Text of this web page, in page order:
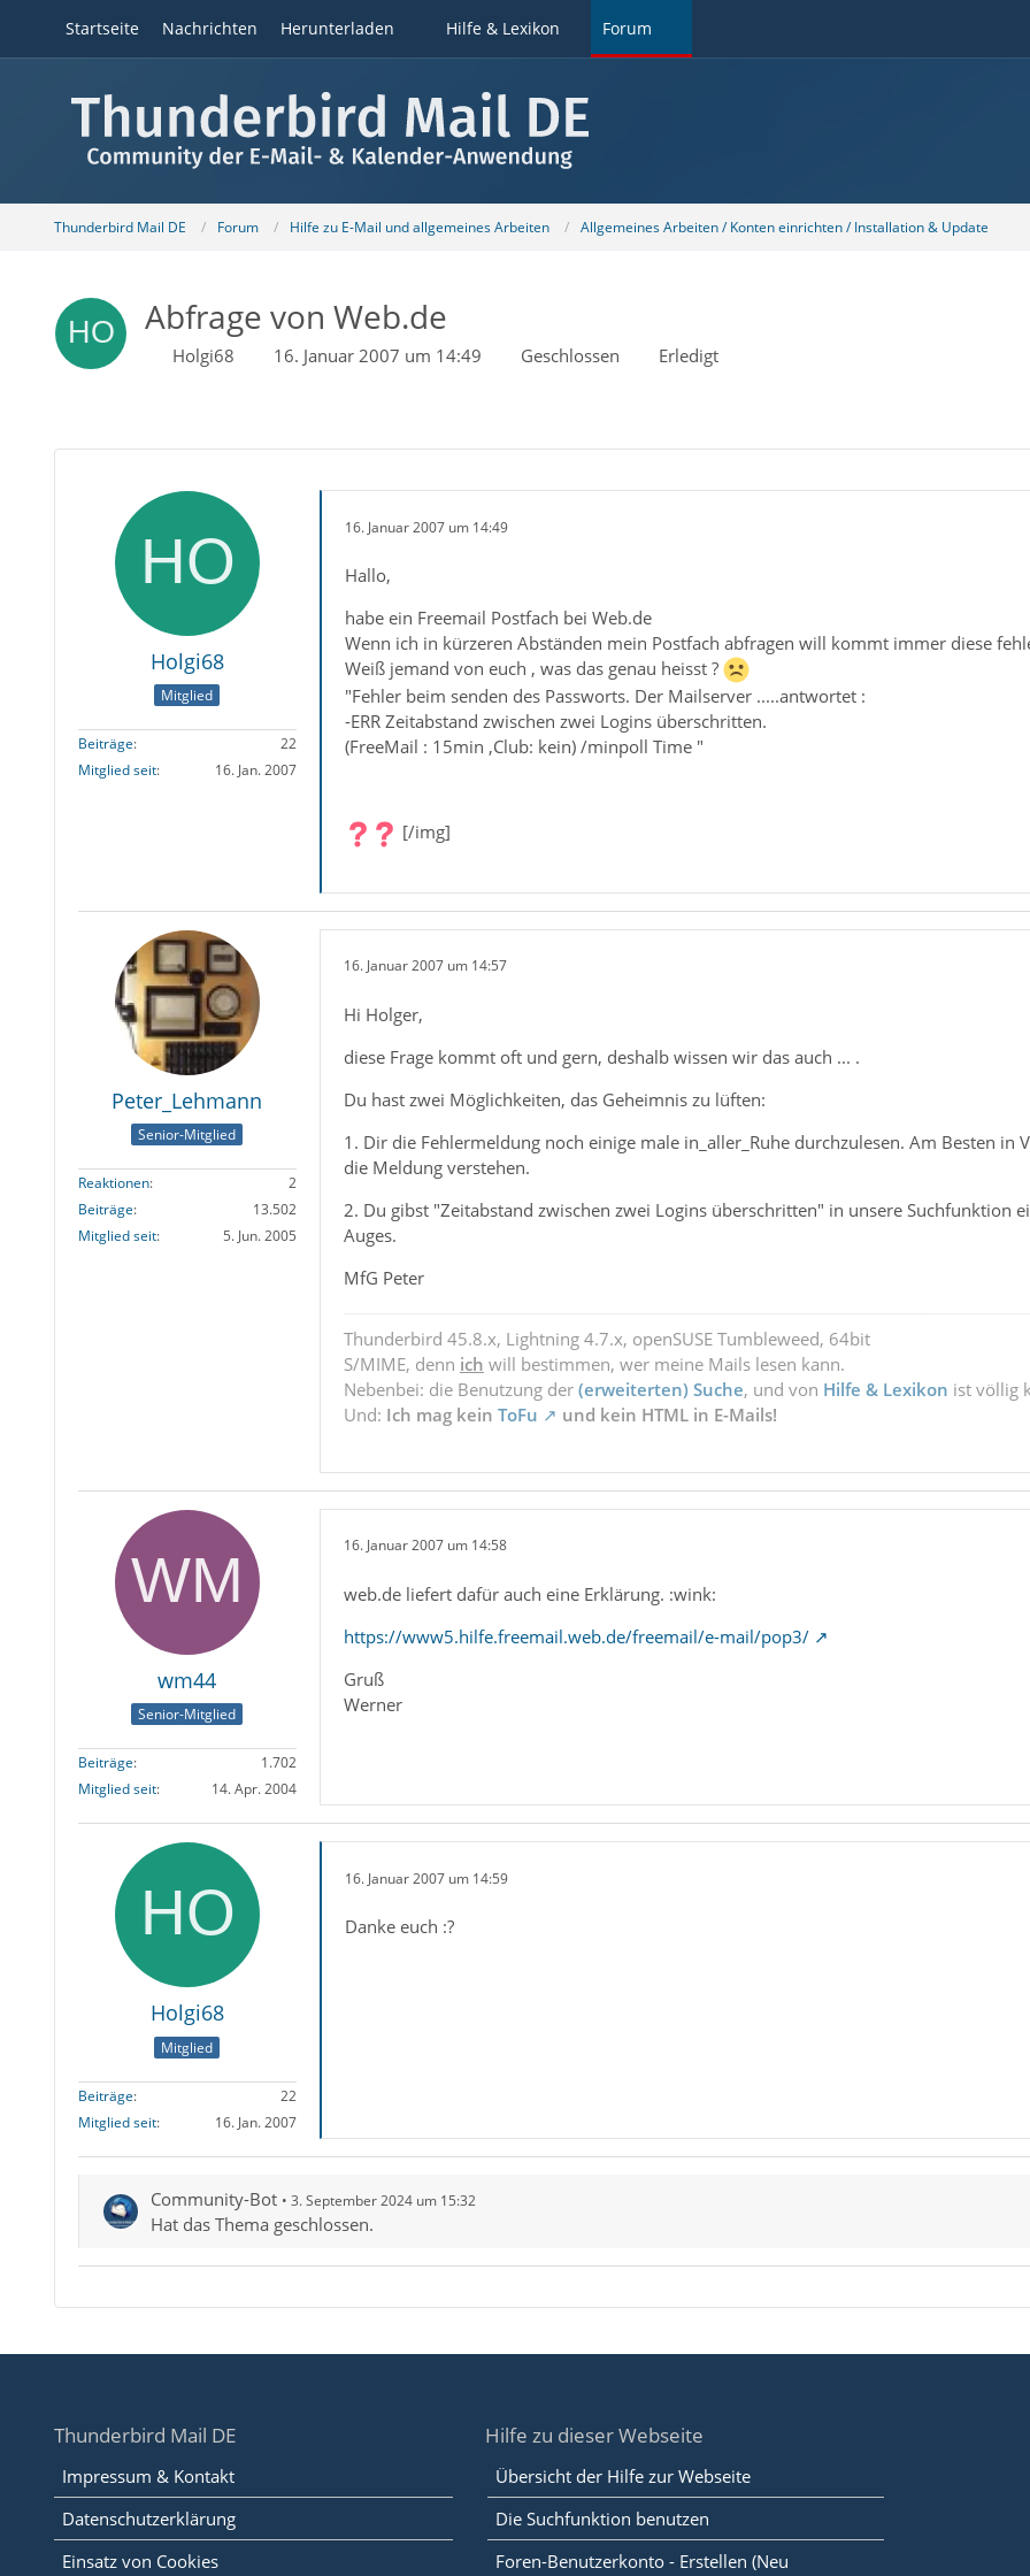
Startseite Nachrichten Herunterladen Hilfe & Lexikon Forum
Thunderbird Mail DE Forum Hilfe zu E-Mail und allgemeines Arbeiten Allgemeines Arbeiten / Konten einrichten / Installation & Update
Abfrage von Web.de
Holgi68 16. Januar 2007 um 14:49 Geschlossen Erledigt
Holgi68
Mitglied
Beiträge
22
Mitglied seit
16. Jan. 2007
16. Januar 2007 um 14:49
Hallo,
habe ein Freemail Postfach bei Web.de
Wenn ich in kürzeren Abständen mein Postfach abfragen will kommt immer diese
Weiß jemand von euch , was das genau heisst ?
"Fehler beim senden des Passworts. Der Mailserver .....antwortet :
-ERR Zeitabstand zwischen zwei Logins überschritten.
(FreeMail : 15min ,Club: kein) /minpoll Time "
[/img]
Peter_Lehmann
Senior-Mitglied
Reaktionen
2
Beiträge
13.502
Mitglied seit
5. Jun. 2005
16. Januar 2007 um 14:57
Hi Holger,
diese Frage kommt oft und gern, deshalb wissen wir das auch ... .
Du hast zwei Möglichkeiten, das Geheimnis zu lüften:
1. Dir die Fehlermeldung noch einige male in_aller_Ruhe durchzulesen. Am Besten
die Meldung verstehen.
2. Du gibst "Zeitabstand zwischen zwei Logins überschritten" in unsere Suchfunktion
Auges.
MfG Peter
Thunderbird 45.8.x, Lightning 4.7.x, openSUSE Tumbleweed, 64bit
S/MIME, denn ich will bestimmen, wer meine Mails lesen kann.
Nebenbei: die Benutzung der (erweiterten) Suche, und von Hilfe & Lexikon ist völlig
Und: Ich mag kein ToFu und kein HTML in E-Mails!
wm44
Senior-Mitglied
Beiträge
1.702
Mitglied seit
14. Apr. 2004
16. Januar 2007 um 14:58
web.de liefert dafür auch eine Erklärung. :wink:
https://www5.hilfe.freemail.web.de/freemail/e-mail/pop3/
Gruß
Werner
Holgi68
Mitglied
Beiträge
22
Mitglied seit
16. Jan. 2007
16. Januar 2007 um 14:59
Danke euch :?
Community-Bot 3. September 2024 um 15:32
Hat das Thema geschlossen.
Thunderbird Mail DE
Impressum & Kontakt
Datenschutzerklärung
Einsatz von Cookies
Hilfe zu dieser Webseite
Übersicht der Hilfe zur Webseite
Die Suchfunktion benutzen
Foren-Benutzerkonto - Erstellen (Neu